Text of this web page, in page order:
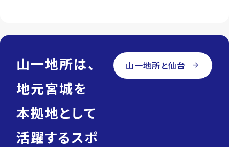
山一地所は、
地元宮城を
本拠地として
活躍するスポ
山一地所と仙台 arrow_forward